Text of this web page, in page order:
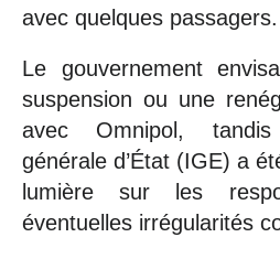
avec quelques passagers.
Le gouvernement
suspension ou une
avec Omnipol, tandis
générale d’État (IGE) a
lumière sur les
éventuelles irrégularités